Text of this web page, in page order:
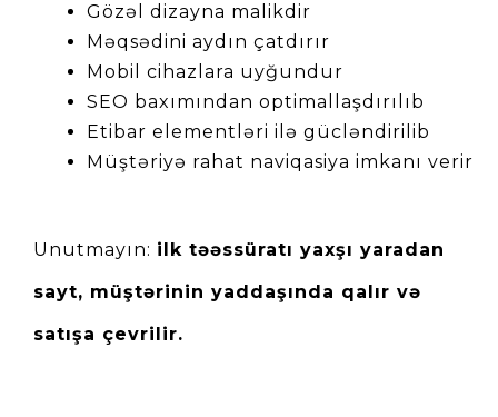
Gözəl dizayna malikdir
Məqsədini aydın çatdırır
Mobil cihazlara uyğundur
SEO baxımından optimallaşdırılıb
Etibar elementləri ilə gücləndirilib
Müştəriyə rahat naviqasiya imkanı verir
Unutmayın: ilk təəssüratı yaxşı yaradan
sayt, müştərinin yaddaşında qalır və
satışa çevrilir.